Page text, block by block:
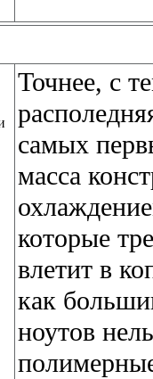
Точнее, с
самых
масса
которые
влетит в
как
ноутов